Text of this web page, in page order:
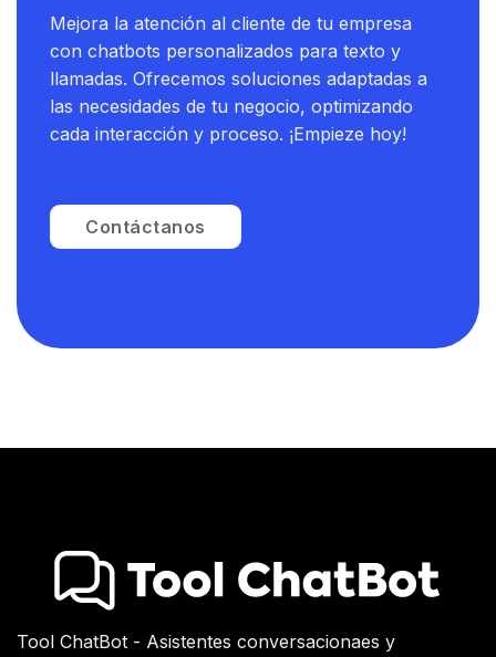
Mejora la atención al cliente de tu empresa
con chatbots personalizados para texto y
llamadas. Ofrecemos soluciones adaptadas a
las necesidades de tu negocio, optimizando
cada interacción y proceso. ¡Empieze hoy!
Contáctanos
Tool ChatBot - Asistentes conversacionaes y